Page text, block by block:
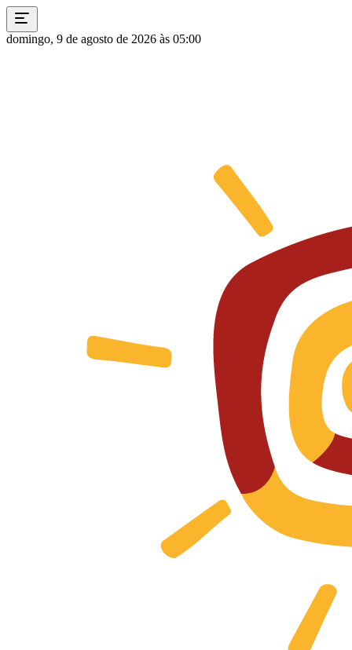
domingo, 9 de agosto de 2026 às 05:00